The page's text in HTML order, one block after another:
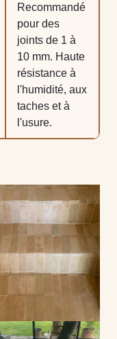
Recommandé
pour des
joints de 1 à
10 mm. Haute
résistance à
l'humidité, aux
taches et à
l'usure.